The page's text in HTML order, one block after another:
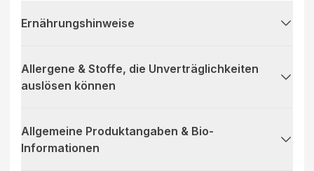
Ernährungshinweise
Allergene & Stoffe, die Unverträglichkeiten
auslösen können
Allgemeine Produktangaben & Bio-
Informationen